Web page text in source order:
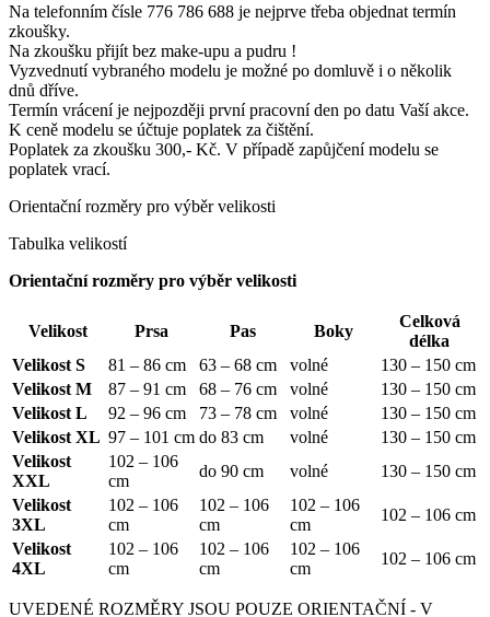
Na telefonním čísle 776 786 688 je nejprve třeba objednat termín
zkoušky.
Na zkoušku přijít bez make-upu a pudru !
Vyzvednutí vybraného modelu je možné po domluvě i o několik
dnů dříve.
Termín vrácení je nejpozději první pracovní den po datu Vaší akce.
K ceně modelu se účtuje poplatek za čištění.
Poplatek za zkoušku 300,- Kč. V případě zapůjčení modelu se
poplatek vrací.
Orientační rozměry pro výběr velikosti
Tabulka velikostí
Orientační rozměry pro výběr velikosti
Velikost Prsa Pas Boky
Celková
délka
Velikost S
81 – 86 cm 63 – 68 cm volné
130 – 150 cm
Velikost M
87 – 91 cm 68 – 76 cm volné
130 – 150 cm
Velikost L
92 – 96 cm 73 – 78 cm volné
130 – 150 cm
Velikost XL 97 – 101 cm do 83 cm volné
130 – 150 cm
Velikost
XXL
102 – 106
cm
do 90 cm volné
130 – 150 cm
Velikost
3XL
102 – 106
cm
102 – 106
cm
102 – 106
cm
102 – 106 cm
Velikost
4XL
102 – 106
cm
102 – 106
cm
102 – 106
cm
102 – 106 cm
UVEDENÉ ROZMĚRY JSOU POUZE ORIENTAČNÍ - V